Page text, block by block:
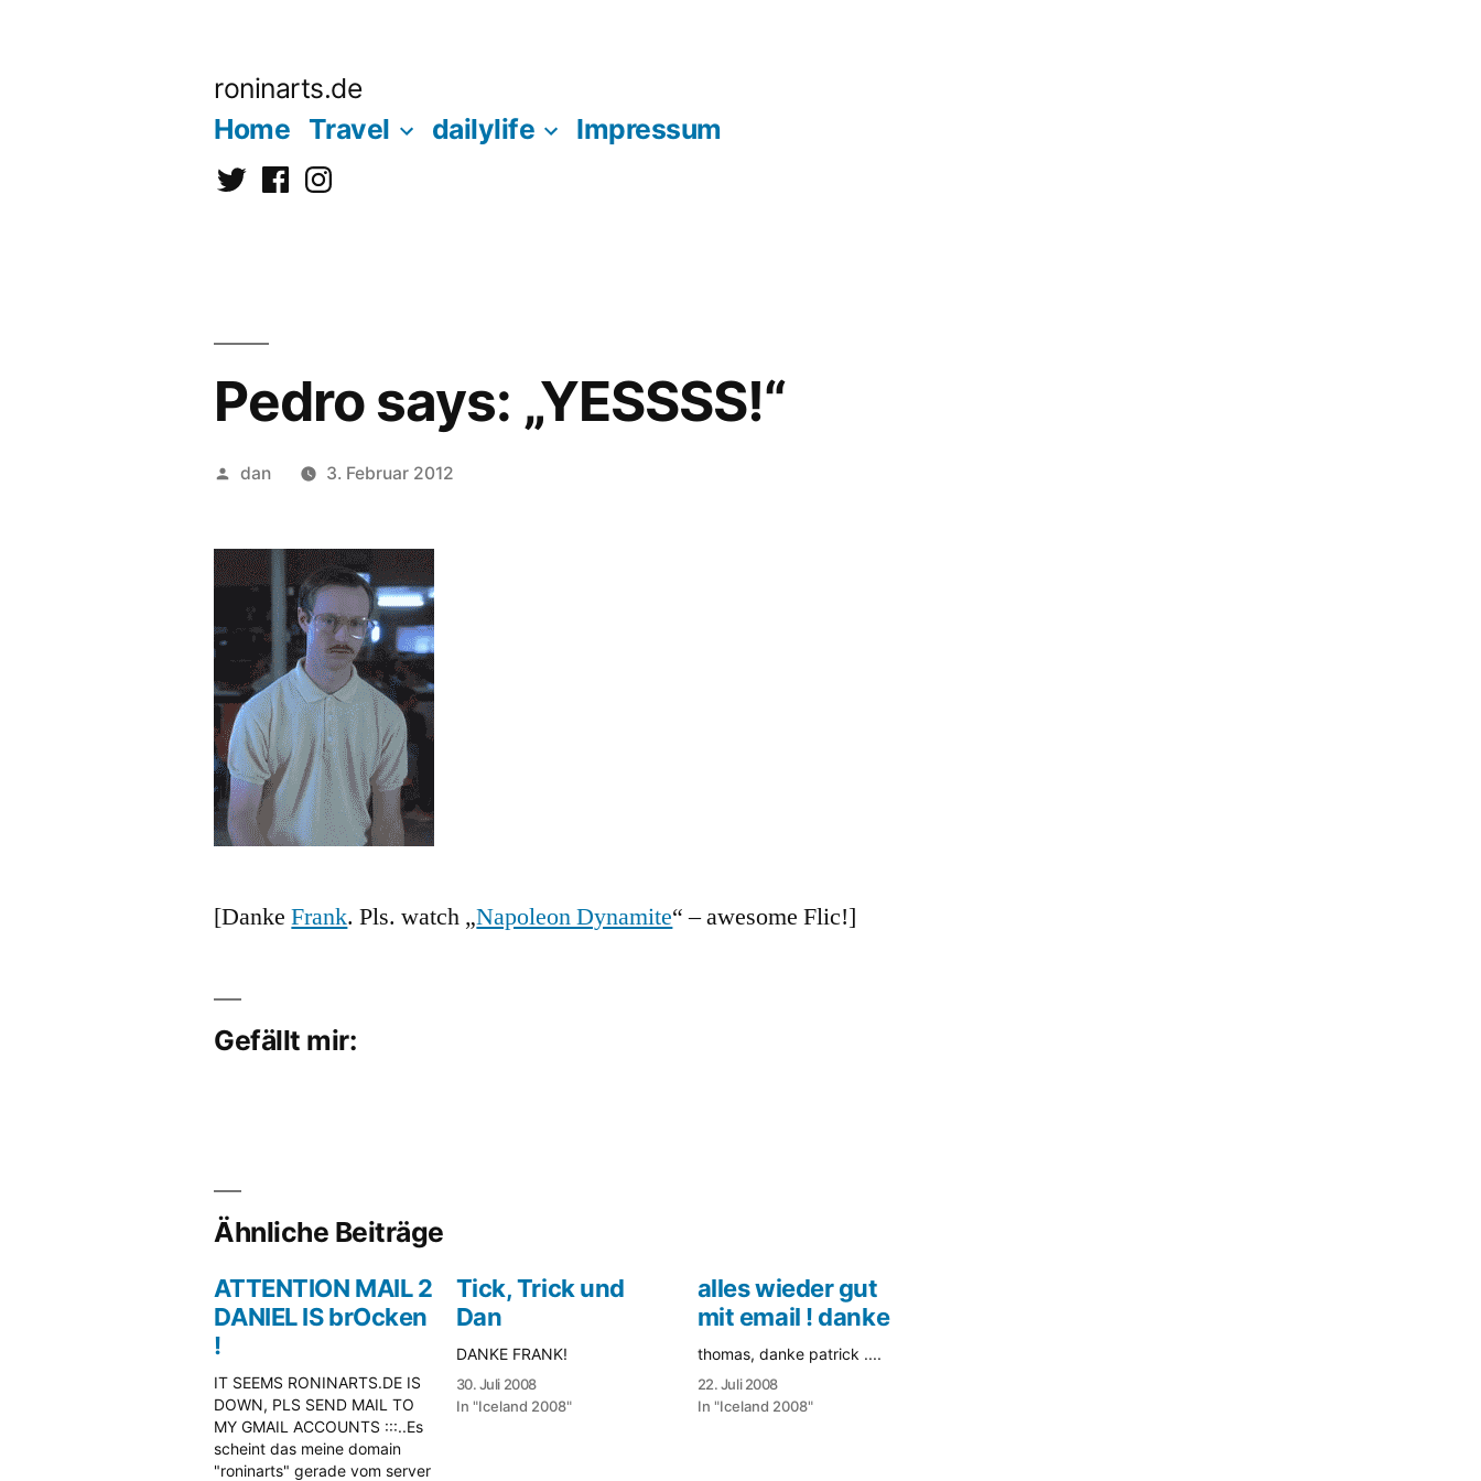
roninarts.de
Home Travel dailylife Impressum
TwitterFacebookInstagramm
Pedro says: „YESSSS!“
Veröffentlicht
dan 3. Februar 2012
[DankeFrank. Pls. watch „Napoleon Dynamite“ – awesome Flic!]
Gefällt mir:
Ähnliche Beiträge
ATTENTION MAIL 2
DANIEL IS brOcken
!
IT SEEMS RONINARTS.DE IS
DOWN, PLS SEND MAIL TO
MY GMAIL ACCOUNTS :::..Es
scheint das meine domain
"roninarts" gerade vom server
Tick, Trick und
Dan
DANKE FRANK!
30. Juli 2008
In "Iceland 2008"
alles wieder gut
mit email ! danke
thomas, danke patrick ....
22. Juli 2008
In "Iceland 2008"